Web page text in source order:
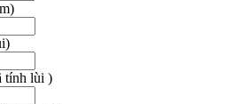
tính lùi )